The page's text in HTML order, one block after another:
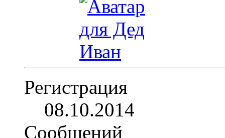
Регистрация
08.10.2014
Сообщений